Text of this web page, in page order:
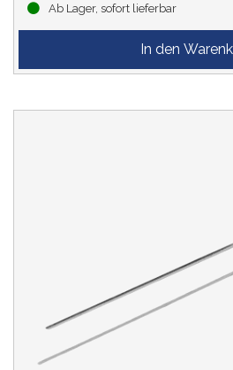
Ab Lager, sofort lieferbar